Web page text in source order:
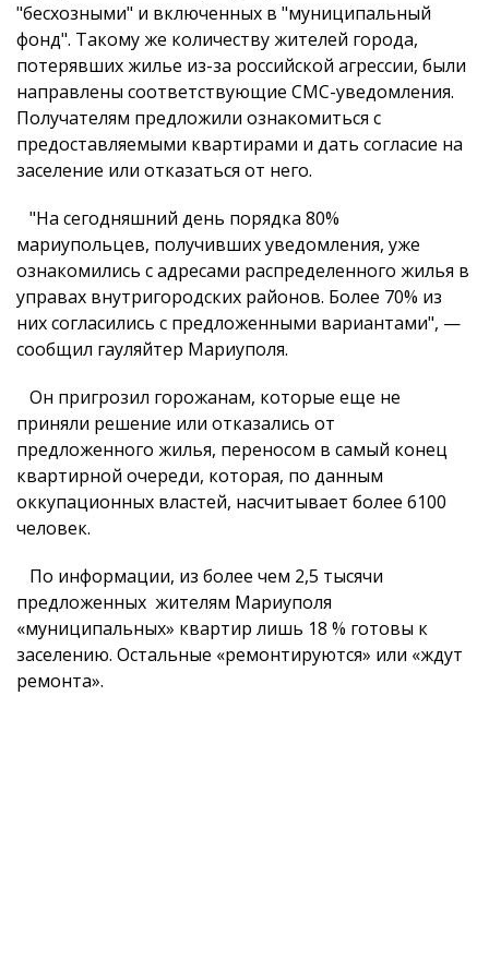
"бесхозными" и включенных в "муниципальный
фонд". Такому же количеству жителей города,
потерявших жилье из-за российской агрессии, были
направлены соответствующие СМС-уведомления.
Получателям предложили ознакомиться с
предоставляемыми квартирами и дать согласие на
заселение или отказаться от него.
"На сегодняшний день порядка 80%
мариупольцев, получивших уведомления, уже
ознакомились с адресами распределенного жилья в
управах внутригородских районов. Более 70% из
них согласились с предложенными вариантами", —
сообщил гауляйтер Мариуполя.
Он пригрозил горожанам, которые еще не
приняли решение или отказались от
предложенного жилья, переносом в самый конец
квартирной очереди, которая, по данным
оккупационных властей, насчитывает более 6100
человек.
По информации, из более чем 2,5 тысячи
предложенных жителям Мариуполя
«муниципальных» квартир лишь 18 % готовы к
заселению. Остальные «ремонтируются» или «ждут
ремонта».